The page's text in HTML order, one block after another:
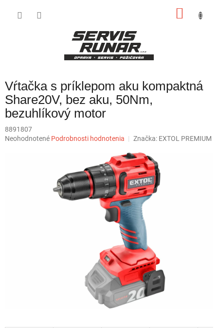
Vŕtačka s príklepom aku kompaktná
Share20V, bez aku, 50Nm,
bezuhlíkový motor
8891807
Priemerné
Neohodnotené Podrobnosti hodnotenia Značka: EXTOL PREMIUM